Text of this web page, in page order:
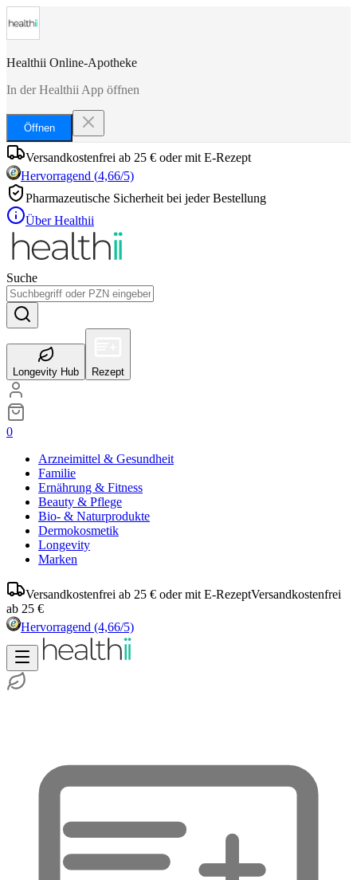
Healthii Online-Apotheke
In der Healthii App öffnen
Öffnen
Versandkostenfrei ab 25 € oder mit E-Rezept
Hervorragend (4,66/5)
Pharmazeutische Sicherheit bei jeder Bestellung
Über Healthii
Suche
Longevity Hub Rezept
0
Arzneimittel & Gesundheit
Familie
Ernährung & Fitness
Beauty & Pflege
Bio- & Naturprodukte
Dermokosmetik
Longevity
Marken
Versandkostenfrei ab 25 € oder mit E-RezeptVersandkostenfrei
ab 25 €
Hervorragend (4,66/5)